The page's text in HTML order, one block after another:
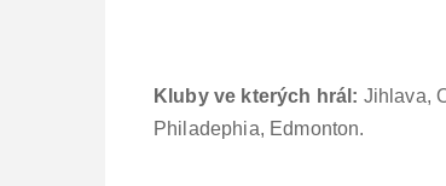
Kluby ve kterých hrál: Jihlava,
Philadephia, Edmonton.